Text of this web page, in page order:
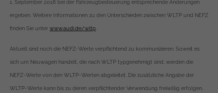
1. September 2018 bei der Fahrzeugbesteuerung entsprechende Änderungen
ergeben. Weitere Informationen zu den Unterschieden zwischen WLTP und NEFZ
finden Sie unter www.audi.de/wltp.
Aktuell sind noch die NEFZ-Werte verpflichtend zu kommunizieren. Soweit es
sich um Neuwagen handelt, die nach WLTP typgenehmigt sind, werden die
NEFZ-Werte von den WLTP-Werten abgeleitet. Die zusätzliche Angabe der
WLTP-Werte kann bis zu deren verpflichtender Verwendung freiwillig erfolgen.